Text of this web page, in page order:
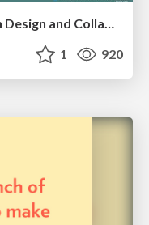
1 920